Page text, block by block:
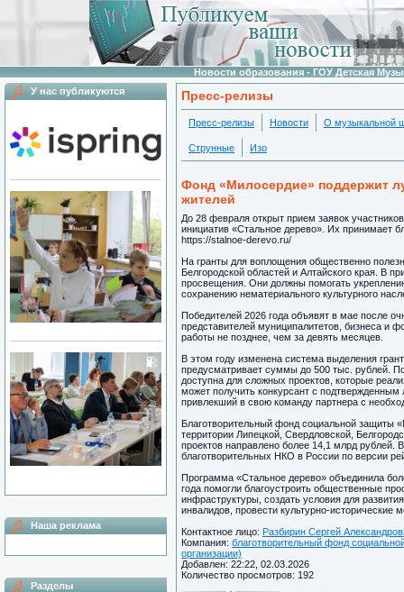
Новости образования - ГОУ Детская
У нас публикуются
Наша реклама
Разделы
Пресс-релизы
Пресс-релизы Новости О музыкальной
Струнные Изо
Фонд «Милосердие» поддержит
жителей
До 28 февраля открыт прием заявок
инициатив «Стальное дерево». Их принимает
https://stalnoe-derevo.ru/
На гранты для воплощения общественно
Белгородской областей и Алтайского края. В
просвещения. Они должны помогать
сохранению нематериального культурного
Победителей 2026 года объявят в мае после
представителей муниципалитетов, бизнеса и
работы не позднее, чем за девять месяцев.
В этом году изменена система выделения
предусматривает суммы до 500 тыс. рублей.
доступна для сложных проектов, которые
может получить конкурсант с
привлекший в свою команду партнера с
Благотворительный фонд социальной защиты
территории Липецкой, Свердловской,
проектов направлено более 14,1 млрд
благотворительных НКО в России по версии
Программа «Стальное дерево» объединила
года помогли благоустроить общественные
инфраструктуры, создать условия для
инвалидов, провести культурно-исторические
Контактное лицо: Разбирин Сергей
Компания: благотворительный фонд
организации)
Добавлен: 22:22, 02.03.2026
Количество просмотров: 192